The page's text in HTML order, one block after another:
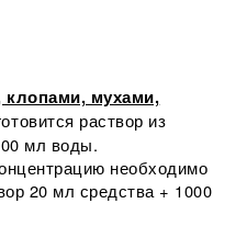
клопами, мухами,
раствор из
мл воды.
необходимо
20 мл средства + 1000